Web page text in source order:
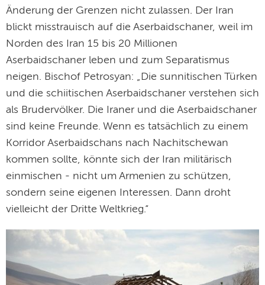
Änderung der Grenzen nicht zulassen. Der Iran
blickt misstrauisch auf die Aserbaidschaner, weil im
Norden des Iran 15 bis 20 Millionen
Aserbaidschaner leben und zum Separatismus
neigen. Bischof Petrosyan: „Die sunnitischen Türken
und die schiitischen Aserbaidschaner verstehen sich
als Brudervölker. Die Iraner und die Aserbaidschaner
sind keine Freunde. Wenn es tatsächlich zu einem
Korridor Aserbaidschans nach Nachitschewan
kommen sollte, könnte sich der Iran militärisch
einmischen - nicht um Armenien zu schützen,
sondern seine eigenen Interessen. Dann droht
vielleicht der Dritte Weltkrieg.“